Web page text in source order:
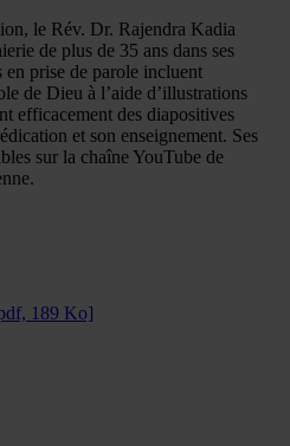
le Rév. Dr. Rajendra Kadia
de plus de 35 ans dans ses
en prise de parole incluent
de Dieu à l’aide d’illustrations
efficacement des diapositives
et son enseignement. Ses
sur la chaîne YouTube de
189 Ko]